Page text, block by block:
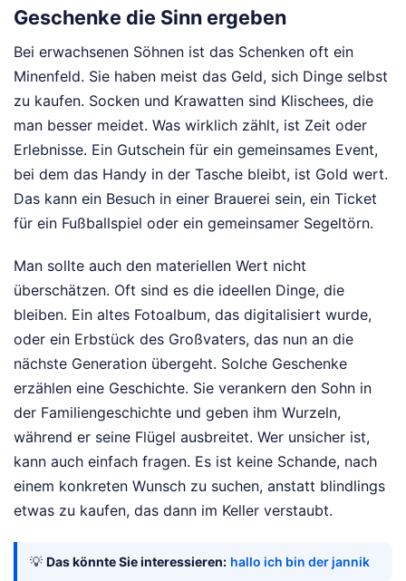
Geschenke die Sinn ergeben
Bei erwachsenen Söhnen ist das Schenken oft ein
Minenfeld. Sie haben meist das Geld, sich Dinge selbst
zu kaufen. Socken und Krawatten sind Klischees, die
man besser meidet. Was wirklich zählt, ist Zeit oder
Erlebnisse. Ein Gutschein für ein gemeinsames Event,
bei dem das Handy in der Tasche bleibt, ist Gold wert.
Das kann ein Besuch in einer Brauerei sein, ein Ticket
für ein Fußballspiel oder ein gemeinsamer Segeltörn.
Man sollte auch den materiellen Wert nicht
überschätzen. Oft sind es die ideellen Dinge, die
bleiben. Ein altes Fotoalbum, das digitalisiert wurde,
oder ein Erbstück des Großvaters, das nun an die
nächste Generation übergeht. Solche Geschenke
erzählen eine Geschichte. Sie verankern den Sohn in
der Familiengeschichte und geben ihm Wurzeln,
während er seine Flügel ausbreitet. Wer unsicher ist,
kann auch einfach fragen. Es ist keine Schande, nach
einem konkreten Wunsch zu suchen, anstatt blindlings
etwas zu kaufen, das dann im Keller verstaubt.
💡 Das könnte Sie interessieren: hallo ich bin der jannik